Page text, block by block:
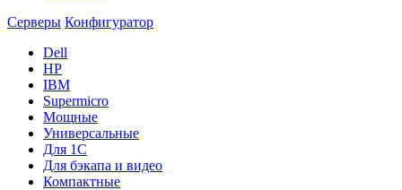
Серверы Конфигуратор
Dell
HP
IBM
Supermicro
Мощные
Универсальные
Для 1С
Для бэкапа и видео
Компактные